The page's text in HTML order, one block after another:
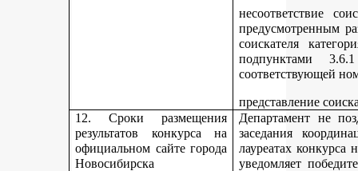
несоответствие
предусмотренным
соискателя
подпунктами 3.6.1
соответствующей
представление
12. Сроки размещения
результатов конкурса на
официальном сайте города
Новосибирска
Департамент не
заседания
лауреатах
уведомляет